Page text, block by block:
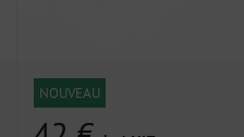
NOUVEAU